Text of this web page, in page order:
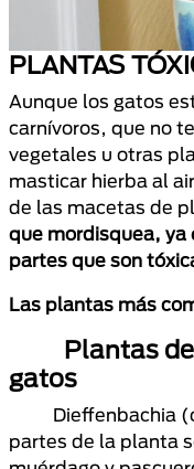
PLANTAS
Aunque los gatos
carnívoros, que no
vegetales u otras
masticar hierba al
de las macetas de
que mordisquea, ya
partes que son
Las plantas más
Plantas de
gatos
Dieffenbachia
partes de la planta